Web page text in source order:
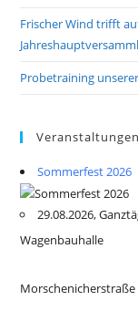
Frischer Wind trifft
Probetraining
Veranstaltungen
Sommerfest 2026
29.08.2026,
Wagenbauhalle
Morschenicherstraße